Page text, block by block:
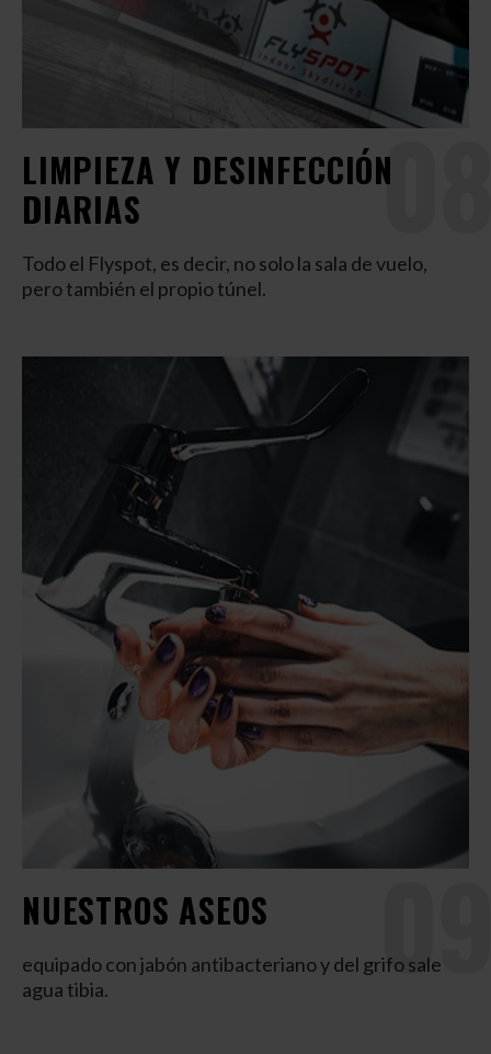
08
LIMPIEZA Y DESINFECCIÓN
DIARIAS
Todo el Flyspot, es decir, no solo la sala de vuelo,
pero también el propio túnel.
09
NUESTROS ASEOS
equipado con jabón antibacteriano y del grifo sale
agua tibia.